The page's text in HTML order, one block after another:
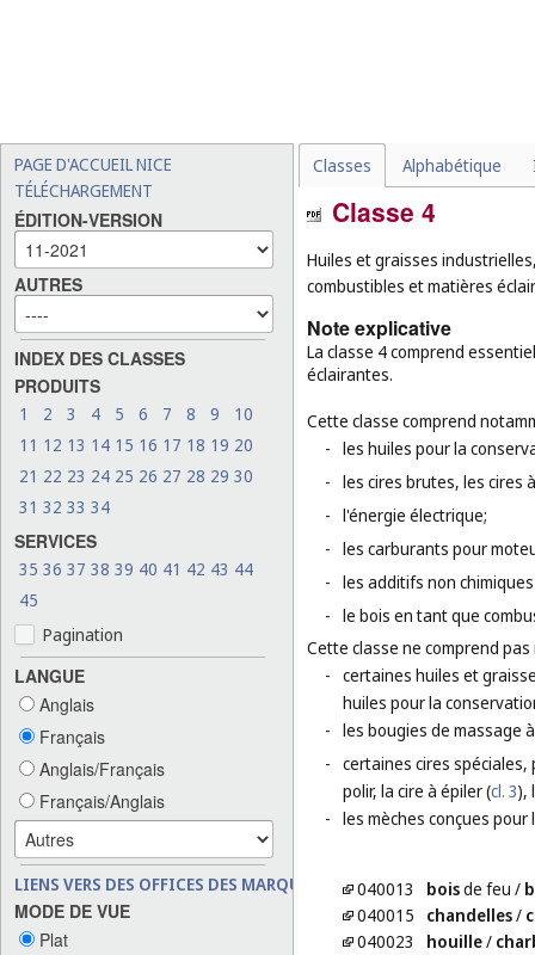
PAGE D'ACCUEIL NICE
TÉLÉCHARGEMENT
ÉDITION-VERSION
AUTRES
INDEX DES CLASSES
PRODUITS
1 2 3 4 5 6 7 8 9
10
11 12 13 14 15 16 17 18 19 20
21 22 23 24 25 26 27 28 29 30
31 32 33 34
SERVICES
35 36 37 38 39 40 41 42 43 44
45
Pagination
LANGUE
Anglais
Français
Anglais/Français
Français/Anglais
LIENS VERS DES OFFICES DES MARQUES
MODE DE VUE
Plat
Classes Alphabétique
Classe 4
Huiles et graisses
combustibles et matières
Note explicative
La classe 4 comprend
éclairantes.
Cette classe comprend
- les huiles pour la
- les cires brutes, les cires
- l'énergie électrique;
- les carburants pour
- les additifs non
- le bois en tant que
Cette classe ne comprend
- certaines huiles et
huiles pour la
- les bougies de massage
- certaines cires spéciales,
polir, la cire à épiler (cl. 3),
- les mèches conçues
040013 boisde feu /
040015
chandelles/
040023
houille/